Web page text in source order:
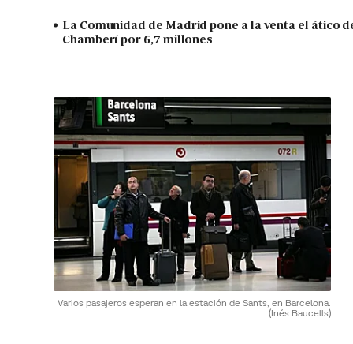
La Comunidad de Madrid pone a la venta el ático
Chamberí por 6,7 millones
Varios pasajeros esperan en la estación de Sants, en Barcelona.
(Inés Baucells)